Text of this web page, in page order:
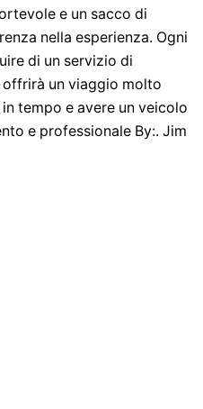
e un sacco di
nella esperienza. Ogni
di un servizio di
offrirà un viaggio molto
tempo e avere un veicolo
e professionale By:. Jim